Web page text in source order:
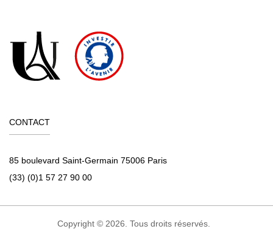
CONTACT
85 boulevard Saint-Germain 75006 Paris
(33) (0)1 57 27 90 00
Copyright © 2026. Tous droits réservés.